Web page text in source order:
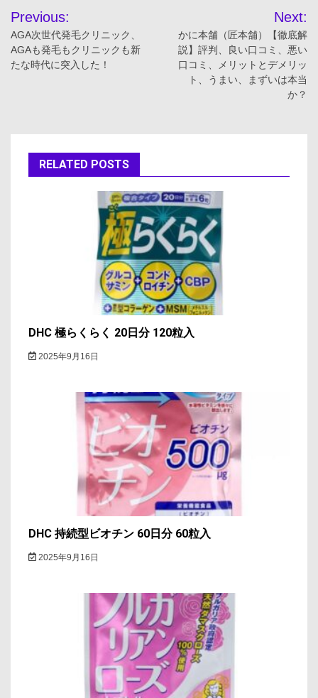
投
稿
ナ
ー
シ
Previous:
AGA次世代発毛クリニック、
AGAも発毛もクリニックも新
たな時代に突入した！
Next:
かに本舗（匠本舗）【徹底解
説】評判、良い口コミ、悪い
口コミ、メリットとデメリッ
ト、うまい、まずいは本当
か？
RELATED POSTS
DHC 極らくらく 20日分 120粒入
2025年9月16日
DHC 持続型ビオチン 60日分 60粒入
2025年9月16日